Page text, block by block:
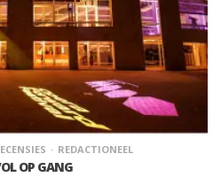
REDACTIONEEL
OP GANG